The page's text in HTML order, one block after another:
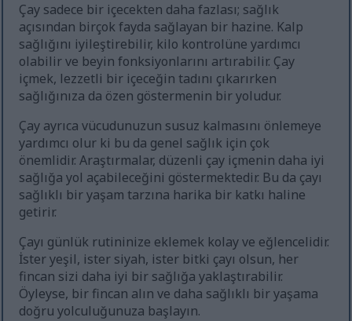
Çay sadece bir içecekten daha fazlası; sağlık
açısından birçok fayda sağlayan bir hazine. Kalp
sağlığını iyileştirebilir, kilo kontrolüne yardımcı
olabilir ve beyin fonksiyonlarını artırabilir. Çay
içmek, lezzetli bir içeceğin tadını çıkarırken
sağlığınıza da özen göstermenin bir yoludur.
Çay ayrıca vücudunuzun susuz kalmasını önlemeye
yardımcı olur ki bu da genel sağlık için çok
önemlidir. Araştırmalar, düzenli çay içmenin daha iyi
sağlığa yol açabileceğini göstermektedir. Bu da çayı
sağlıklı bir yaşam tarzına harika bir katkı haline
getirir.
Çayı günlük rutininize eklemek kolay ve eğlencelidir.
İster yeşil, ister siyah, ister bitki çayı olsun, her
fincan sizi daha iyi bir sağlığa yaklaştırabilir.
Öyleyse, bir fincan alın ve daha sağlıklı bir yaşama
doğru yolculuğunuza başlayın.